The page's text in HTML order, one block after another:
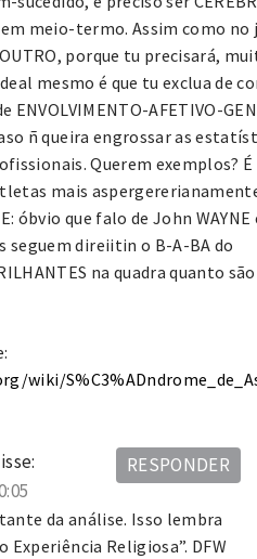
meio-termo. Assim como no
porque tu precisará,
mesmo é que tu exclua de
ENVOLVIMENTO-AFETIVO-
ñ queira engrossar as
Querem exemplos? É
mais
óbvio que falo de John WAYNE
seguem direiitin o B-A-BA do
na quadra quanto são
wiki/
da análise. Isso lembra
Experiência Religiosa”. DFW
RESPONDER